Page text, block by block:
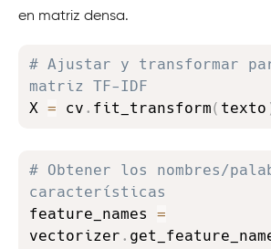
en matriz densa.
# Ajustar y transformar
matriz TF-IDF
X = cv . fit_transform( texto
# Obtener los nombres/
características
feature_names =
vectorizer .